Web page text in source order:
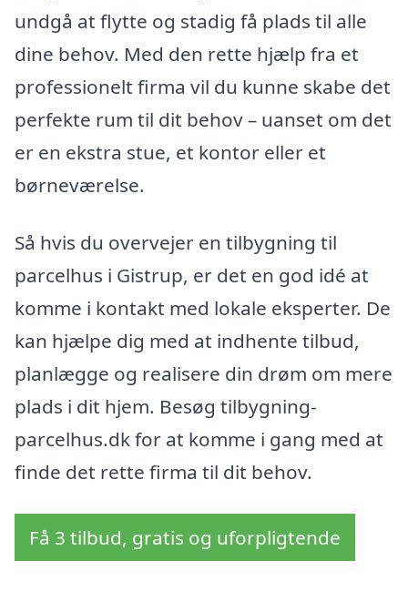
undgå at flytte og stadig få plads til alle
dine behov. Med den rette hjælp fra et
professionelt firma vil du kunne skabe det
perfekte rum til dit behov – uanset om det
er en ekstra stue, et kontor eller et
børneværelse.
Så hvis du overvejer en tilbygning til
parcelhus i Gistrup, er det en god idé at
komme i kontakt med lokale eksperter. De
kan hjælpe dig med at indhente tilbud,
planlægge og realisere din drøm om mere
plads i dit hjem. Besøg tilbygning-
parcelhus.dk for at komme i gang med at
finde det rette firma til dit behov.
Få 3 tilbud, gratis og uforpligtende